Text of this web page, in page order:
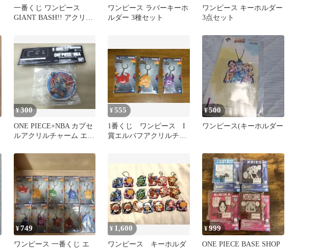
一番くじ ワンピース
GIANT BASH!! アクリル
ワンピース ラバーキーホ
ルダー 3種セット
ワンピース キーホルダー
3点セット
¥300
ONE PIECE×NBA カプセ
ルアクリルチャーム エネ
¥555
1番くじ ワンピース I
賞エルバフアクリルチャ
¥500
ワンピース(キーホルダー
¥749
ワンピース 一番くじ エ
¥ 1,600
ワンピース キーホルダ
¥999
ONE PIECE BASE SHOP